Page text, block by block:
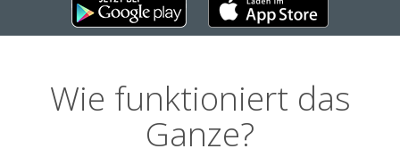
Wie funktioniert das
Ganze?